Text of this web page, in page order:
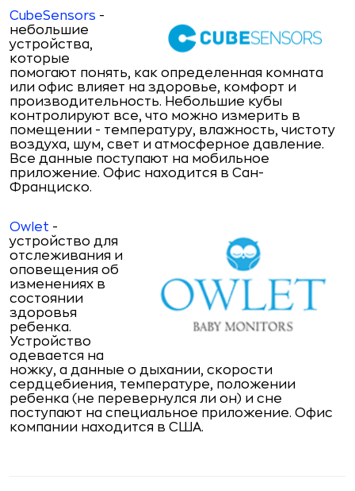
CubeSensors -
небольшие
устройства,
которые
помогают понять, как определенная комната
или офис влияет на здоровье, комфорт и
производительность. Небольшие кубы
контролируют все, что можно измерить в
помещении - температуру, влажность, чистоту
воздуха, шум, свет и атмосферное давление.
Все данные поступают на мобильное
приложение. Офис находится в Сан-
Франциско.
Owlet -
устройство для
отслеживания и
оповещения об
изменениях в
состоянии
здоровья
ребенка.
Устройство
одевается на
ножку, а данные о дыхании, скорости
сердцебиения, температуре, положении
ребенка (не перевернулся ли он) и сне
поступают на специальное приложение. Офис
компании находится в США.